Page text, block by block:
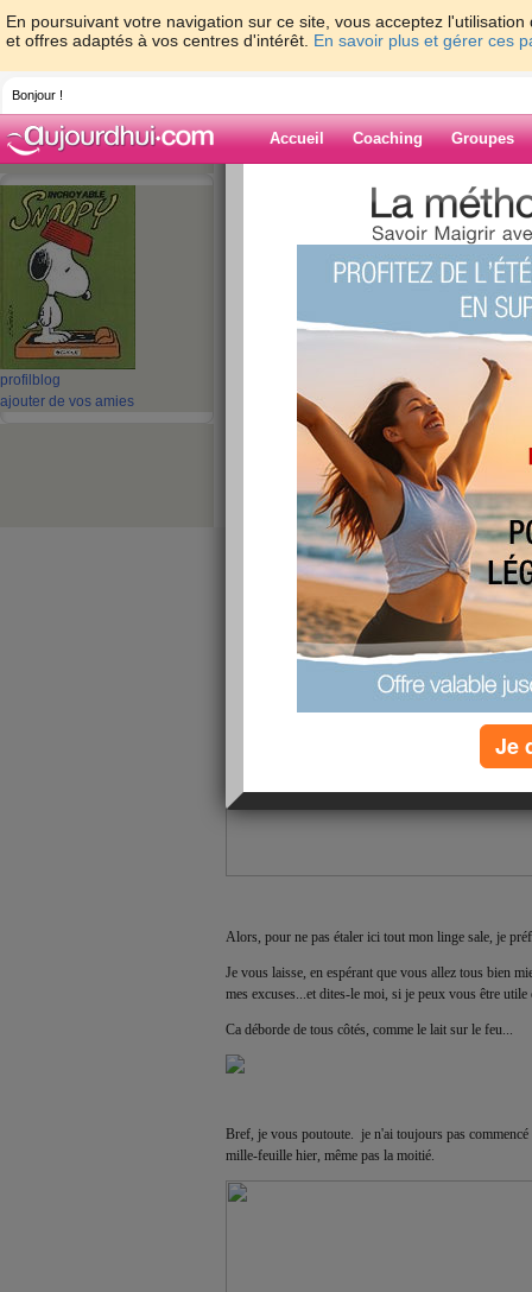
En poursuivant votre navigation sur ce site, vous acceptez
et offres adaptés à vos centres d'intérêt. En savoir plus et gérer ces
Bonjour !
Accueil Coaching Groupes
profil blog
ajouter de vos amies
> > Zut,
Blog de
Zut, zut et re-zut!
Bonjour tout le monde!
Je préfère vous avertir, çà ne va pas!
Oui, je sais que je suis de très mauvais poil, le chat
Alors, pour ne pas étaler ici tout mon linge sale, je
Je vous laisse, en espérant que vous allez tous bien
mes excuses...et dites-le moi, si je peux vous être utile
Ca déborde de tous côtés, comme le lait sur le feu...
Bref, je vous poutoute. je n'ai toujours pas
mille-feuille hier, même pas la moitié.
Je